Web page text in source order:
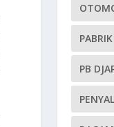
PB